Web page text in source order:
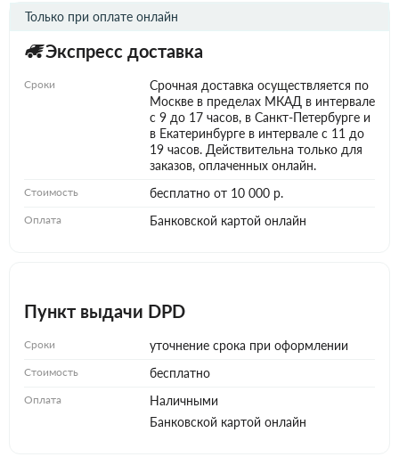
Экспресс доставка
Только при оплате онлайн
Сроки
Срочная доставка осуществляется по
Москве в пределах МКАД в интервале
с 9 до 17 часов, в Санкт-Петербурге и
в Екатеринбурге в интервале с 11 до
19 часов. Действительна только для
заказов, оплаченных онлайн.
Стоимость бесплатно от 10 000 р.
Оплата Банковской картой онлайн
Пункт выдачи DPD
Сроки уточнение срока при оформлении
Стоимость бесплатно
Оплата
Наличными
Банковской картой онлайн